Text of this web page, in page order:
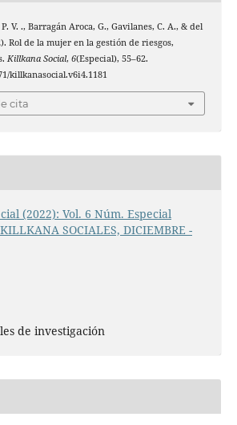
V. ., Barragán Aroca, G., Gavilanes, C. A., & del
Rol de la mujer en la gestión de riesgos,
Killkana Social, 6(Especial), 55–62.
killkanasocial.v6i4.1181
cita
(2022): Vol. 6 Núm. Especial
SOCIALES, DICIEMBRE -
de investigación